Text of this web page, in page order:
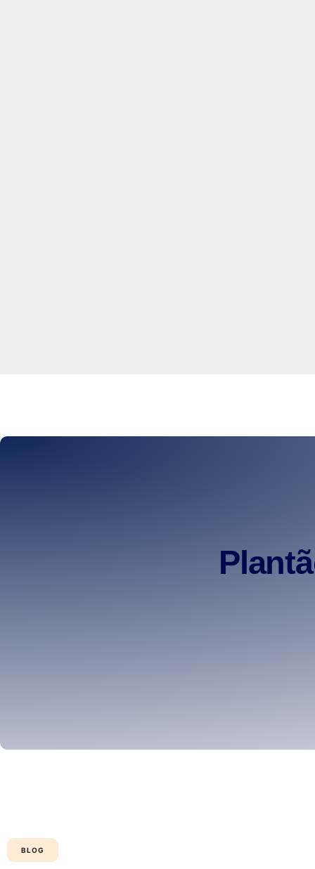
BLOG